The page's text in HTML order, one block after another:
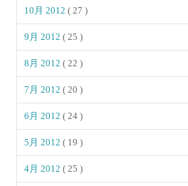
10月 2012( 27 )
9月 2012( 25 )
8月 2012( 22 )
7月 2012( 20 )
6月 2012( 24 )
5月 2012( 19 )
4月 2012( 25 )